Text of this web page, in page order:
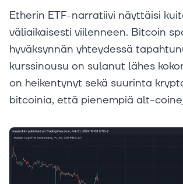
Etherin ETF-narratiivi näyttäisi
väliaikaisesti viilenneen. Bitcoin
hyväksynnän yhteydessä
kurssinousu on sulanut lähes
on heikentynyt sekä suurinta
bitcoinia, että pienempiä alt-